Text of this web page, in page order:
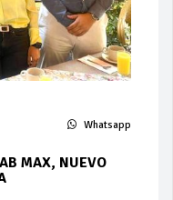
Whatsapp
MAX, NUEVO